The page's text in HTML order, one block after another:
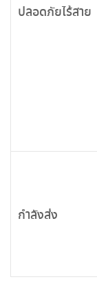
ปลอดภัยไร้สาย
กำลังส่ง